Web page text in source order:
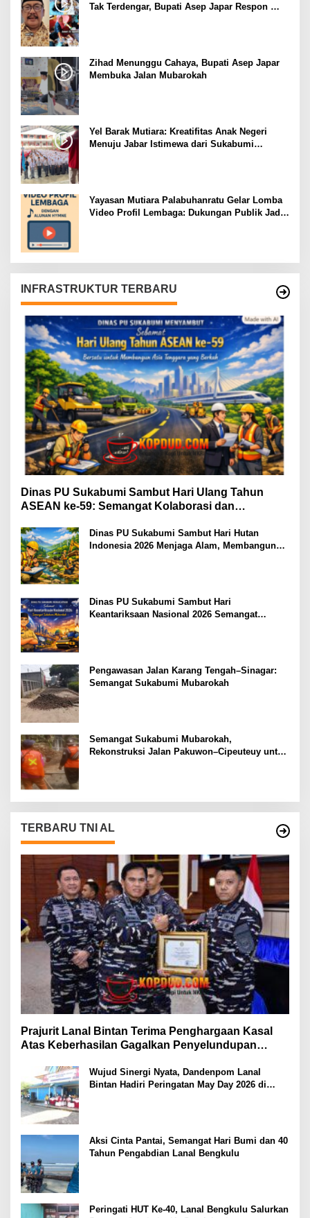
Tak Terdengar, Bupati Asep Japar Respon
Zihad Menunggu Cahaya, Bupati Asep Japar
Membuka Jalan Mubarokah
Yel Barak Mutiara: Kreatifitas Anak Negeri
Menuju Jabar Istimewa dari Sukabumi
Yayasan Mutiara Palabuhanratu Gelar Lomba
Video Profil Lembaga: Dukungan Publik Jadi
INFRASTRUKTUR TERBARU
Dinas PU Sukabumi Sambut Hari Ulang Tahun
ASEAN ke-59: Semangat Kolaborasi dan
Dinas PU Sukabumi Sambut Hari Hutan
Indonesia 2026 Menjaga Alam, Membangun
Dinas PU Sukabumi Sambut Hari
Keantariksaan Nasional 2026 Semangat
Pengawasan Jalan Karang Tengah–Sinagar:
Semangat Sukabumi Mubarokah
Semangat Sukabumi Mubarokah,
Rekonstruksi Jalan Pakuwon–Cipeuteuy untuk
TERBARU TNI AL
Prajurit Lanal Bintan Terima Penghargaan Kasal
Atas Keberhasilan Gagalkan Penyelundupan
Wujud Sinergi Nyata, Dandenpom Lanal
Bintan Hadiri Peringatan May Day 2026 di
Aksi Cinta Pantai, Semangat Hari Bumi dan 40
Tahun Pengabdian Lanal Bengkulu
Peringati HUT Ke-40, Lanal Bengkulu Salurkan